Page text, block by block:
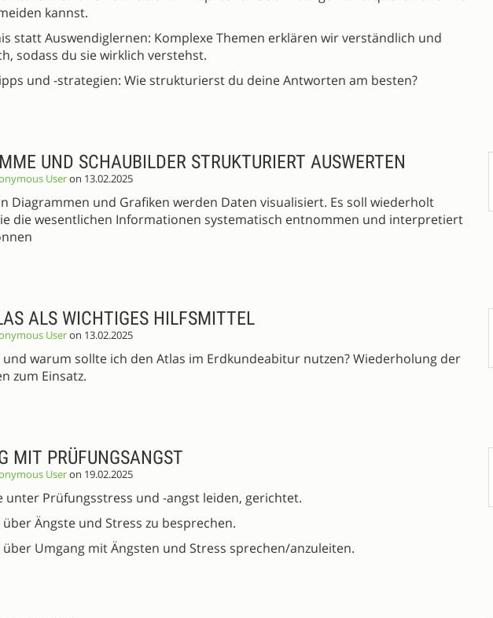
kannst.
statt Auswendiglernen: Komplexe Themen erklären wir verständlich und
sodass du sie wirklich verstehst.
und -strategien: Wie strukturierst du deine Antworten am besten?
UND SCHAUBILDER STRUKTURIERT AUSWERTEN
Useron 13.02.2025
Diagrammen und Grafiken werden Daten visualisiert. Es soll wiederholt
die wesentlichen Informationen systematisch entnommen und interpretiert
ALS WICHTIGES HILFSMITTEL
Useron 13.02.2025
und warum sollte ich den Atlas im Erdkundeabitur nutzen? Wiederholung der
zum Einsatz.
MIT PRÜFUNGSANGST
Useron 19.02.2025
unter Prüfungsstress und -angst leiden, gerichtet.
über Ängste und Stress zu besprechen.
über Umgang mit Ängsten und Stress sprechen/anzuleiten.